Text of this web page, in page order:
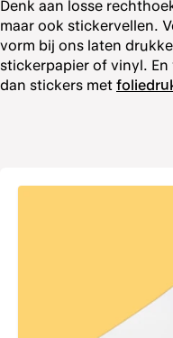
Denk aan losse
maar ook stickervellen.
vorm bij ons laten
stickerpapier of vinyl.
dan stickers met